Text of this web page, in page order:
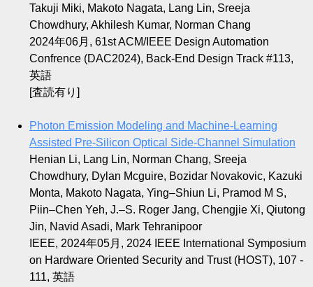
Takuji Miki, Makoto Nagata, Lang Lin, Sreeja
Chowdhury, Akhilesh Kumar, Norman Chang
2024年06月, 61st ACM/IEEE Design Automation
Confrence (DAC2024), Back-End Design Track #113,
英語
[査読有り]
Photon Emission Modeling and Machine-Learning
Assisted Pre-Silicon Optical Side-Channel Simulation
Henian Li, Lang Lin, Norman Chang, Sreeja
Chowdhury, Dylan Mcguire, Bozidar Novakovic, Kazuki
Monta, Makoto Nagata, Ying–Shiun Li, Pramod M S,
Piin–Chen Yeh, J.–S. Roger Jang, Chengjie Xi, Qiutong
Jin, Navid Asadi, Mark Tehranipoor
IEEE, 2024年05月, 2024 IEEE International Symposium
on Hardware Oriented Security and Trust (HOST), 107 -
111, 英語